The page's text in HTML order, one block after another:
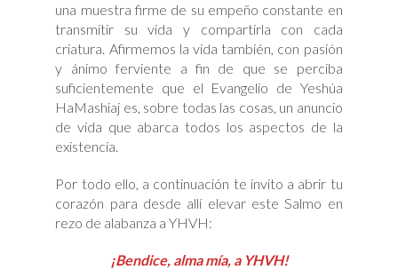
una muestra firme de su empeño constante en
transmitir su vida y compartirla con cada
criatura. Afirmemos la vida también, con pasión
y ánimo ferviente a fin de que se perciba
suficientemente que el Evangelio de Yeshúa
HaMashiaj es, sobre todas las cosas, un anuncio
de vida que abarca todos los aspectos de la
existencia.
Por todo ello, a continuación te invito a abrir tu
corazón para desde allí elevar este Salmo en
rezo de alabanza a YHVH:
¡Bendice, alma mía, a YHVH!